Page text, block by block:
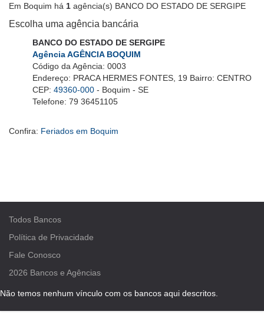
Em Boquim há 1 agência(s) BANCO DO ESTADO DE SERGIPE
Escolha uma agência bancária
BANCO DO ESTADO DE SERGIPE
Agência AGÊNCIA BOQUIM
Código da Agência: 0003
Endereço: PRACA HERMES FONTES, 19 Bairro: CENTRO
CEP: 49360-000 - Boquim - SE
Telefone: 79 36451105
Confira: Feriados em Boquim
Todos Bancos
Política de Privacidade
Fale Conosco
2026 Bancos e Agências
Não temos nenhum vínculo com os bancos aqui descritos.